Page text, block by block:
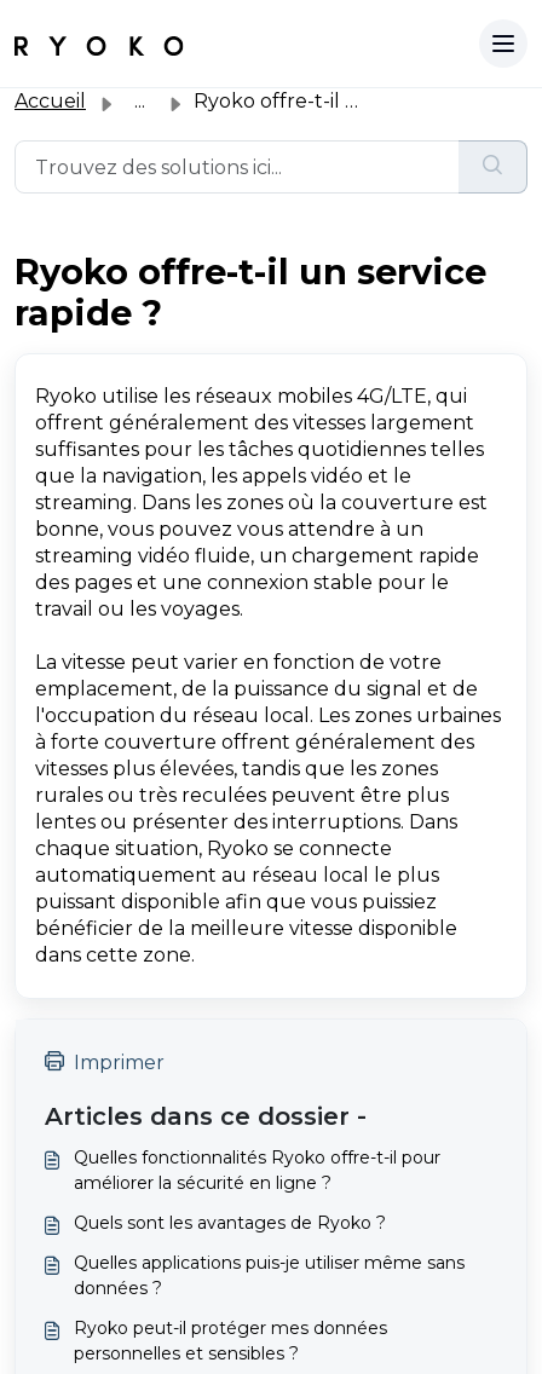
Accueil ... Ryoko offre-t-il un service rapide ?
Ryoko offre-t-il un service
rapide ?
Ryoko utilise les réseaux mobiles 4G/LTE, qui
offrent généralement des vitesses largement
suffisantes pour les tâches quotidiennes telles
que la navigation, les appels vidéo et le
streaming. Dans les zones où la couverture est
bonne, vous pouvez vous attendre à un
streaming vidéo fluide, un chargement rapide
des pages et une connexion stable pour le
travail ou les voyages.
La vitesse peut varier en fonction de votre
emplacement, de la puissance du signal et de
l'occupation du réseau local. Les zones urbaines
à forte couverture offrent généralement des
vitesses plus élevées, tandis que les zones
rurales ou très reculées peuvent être plus
lentes ou présenter des interruptions. Dans
chaque situation, Ryoko se connecte
automatiquement au réseau local le plus
puissant disponible afin que vous puissiez
bénéficier de la meilleure vitesse disponible
dans cette zone.
Imprimer
Articles dans ce dossier -
Quelles fonctionnalités Ryoko offre-t-il pour
améliorer la sécurité en ligne ?
Quels sont les avantages de Ryoko ?
Quelles applications puis-je utiliser même sans
données ?
Ryoko peut-il protéger mes données
personnelles et sensibles ?